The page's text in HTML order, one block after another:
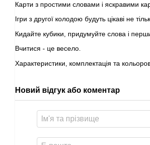
Карти з простими словами і яскравими
Ігри з другої колодою будуть цікаві не
Кидайте кубики, придумуйте слова і
Вчитися - це весело.
Характеристики, комплектація та
Новий відгук або коментар